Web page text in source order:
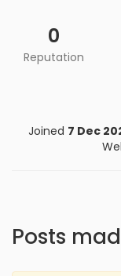
0
Reputation
Joined 7 Dec
Posts